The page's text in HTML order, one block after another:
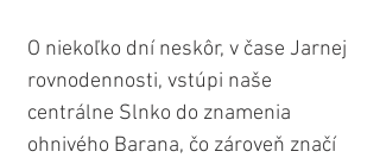
O niekoľko dní neskôr, v čase Jarnej
rovnodennosti, vstúpi naše
centrálne Slnko do znamenia
ohnivého Barana, čo zároveň značí